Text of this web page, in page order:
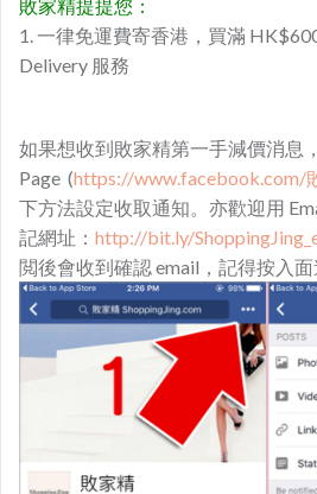
敗家精提提您：
1. 一律免運費寄香港，買滿
Delivery 服務
如果想收到敗家精第一手減價消息
Page (https://www.facebook.com/
下方法設定收取通知。亦歡迎用
記網址： http://bit.ly/
閲後會收到確認 email，記得按入